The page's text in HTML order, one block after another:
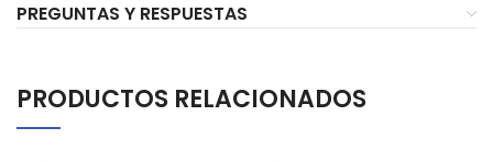
PREGUNTAS Y RESPUESTAS
PRODUCTOS RELACIONADOS